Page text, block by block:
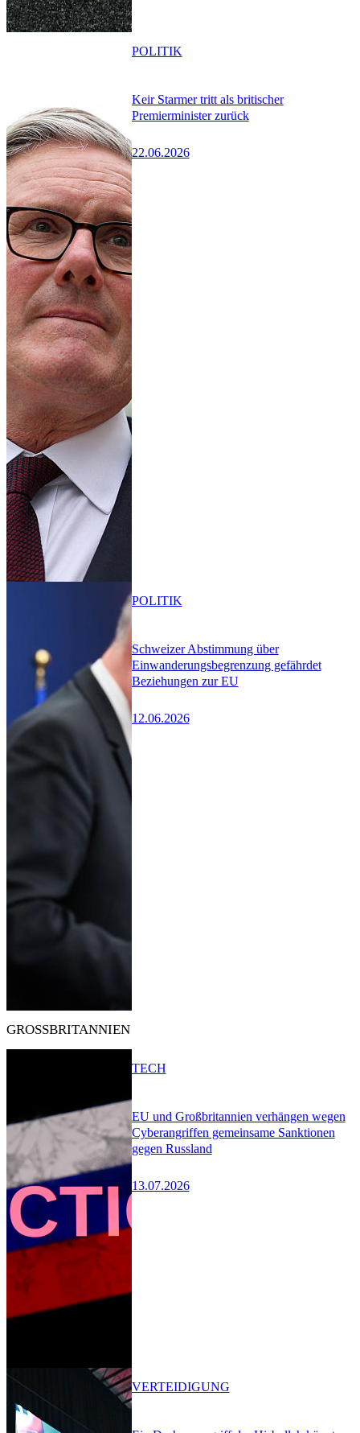
Keir Starmer tritt als britischer
Premierminister zurück
22.06.2026
POLITIK
Schweizer Abstimmung über
Einwanderungsbegrenzung gefährdet
Beziehungen zur EU
12.06.2026
POLITIK
GROSSBRITANNIEN
EU und Großbritannien verhängen wegen
Cyberangriffen gemeinsame Sanktionen
gegen Russland
13.07.2026
TECH
VERTEIDIGUNG